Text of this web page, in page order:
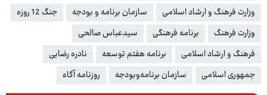
وزارت فرهنگ و ارشاد اسلامی
سازمان برنامه و بودجه
جنگ 12 روزه
وزارت فرهنگ
برنامه فرهنگی
سیدعباس صالحی
فرهنگ و ارشاد اسلامی
برنامه هفتم توسعه
نادره رضایی
جمهوری اسلامی
سازمان برنامه‌وبودجه روزنامه آگاه